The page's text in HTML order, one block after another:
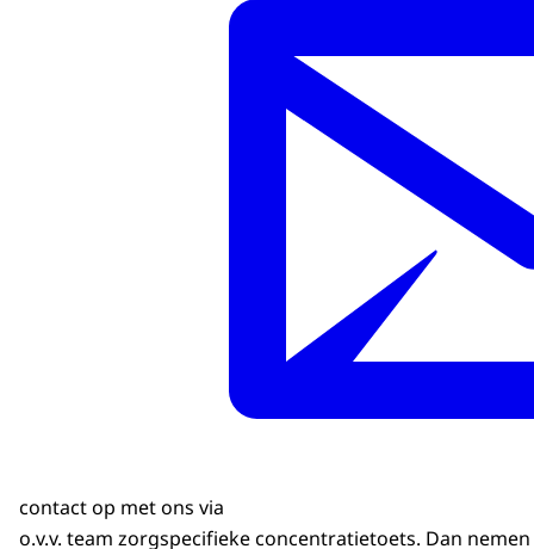
contact op met ons via
o.v.v. team zorgspecifieke concentratietoets. Dan